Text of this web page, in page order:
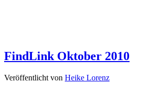
FindLink Oktober 2010
Veröffentlicht von Heike Lorenz